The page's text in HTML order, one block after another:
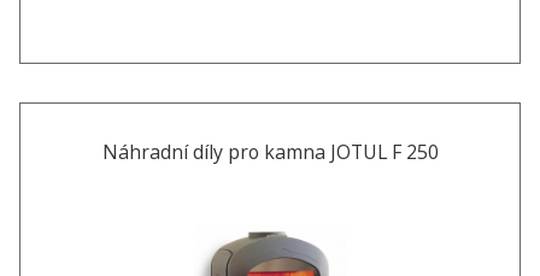
Náhradní díly pro kamna JOTUL F 250